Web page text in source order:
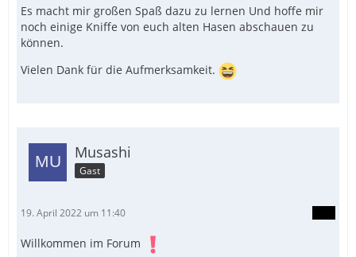
Es macht mir großen Spaß dazu zu lernen Und hoffe mir
noch einige Kniffe von euch alten Hasen abschauen zu
können.
Vielen Dank für die Aufmerksamkeit.
Musashi
Gast
19. April 2022 um 11:40
Willkommen im Forum